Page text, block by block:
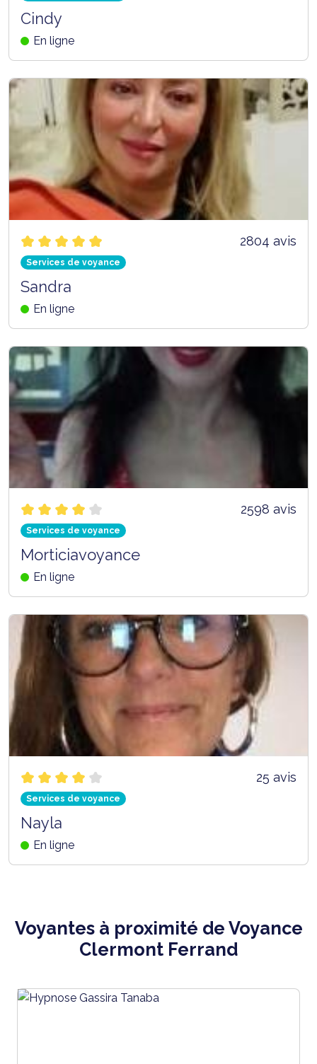
Cindy
En ligne
2804 avis
Services de voyance
Sandra
En ligne
2598 avis
Services de voyance
Morticiavoyance
En ligne
25 avis
Services de voyance
Nayla
En ligne
Voyantes à proximité de Voyance
Clermont Ferrand